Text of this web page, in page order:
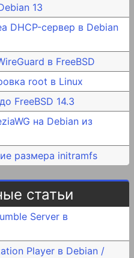
13
DHCP-сервер в Debian
в FreeBSD
root в Linux
FreeBSD 14.3
на Debian из
размера initramfs
статьи
Server в
Player в Debian /